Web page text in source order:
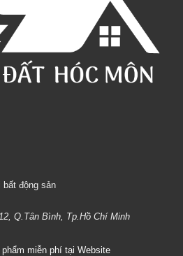
động sản
Q.Tân Bình, Tp.Hồ Chí Minh
miễn phí tại Website